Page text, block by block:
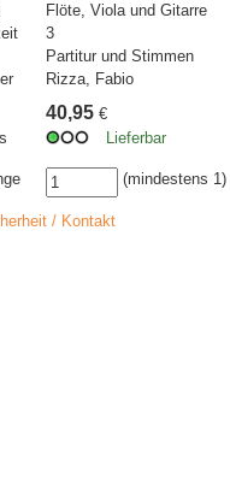
Flöte, Viola und Gitarre
3
Partitur und Stimmen
Rizza, Fabio
40,95 €
Lieferbar
(mindestens 1)
/ Kontakt